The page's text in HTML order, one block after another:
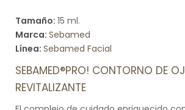
Tamaño: 15 ml.
Marca: Sebamed
Línea: Sebamed Facial
SEBAMED®PRO! CONTORNO DE
REVITALIZANTE